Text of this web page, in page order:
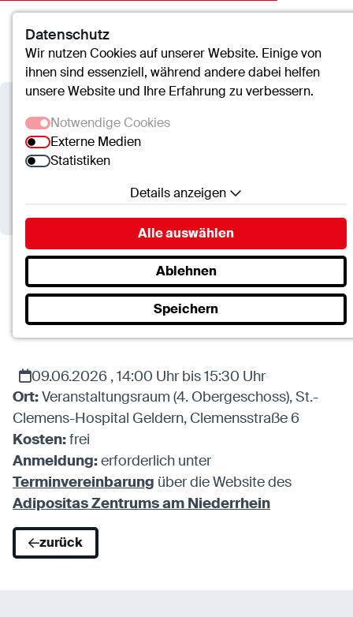
Kontakt Suche Menü
Patientenseminar
Adipositas: Erstberatungs-
Information
St.-Clemens-Hospital Geldern
St.-Clemens-Hospital Geldern
Termine
Patientenseminar Adipositas:…
09.06.2026 , 14:00 Uhr bis 15:30 Uhr
Ort:Veranstaltungsraum (4. Obergeschoss), St.-
Clemens-Hospital Geldern, Clemensstraße 6
Kosten:frei
Anmeldung:erforderlich unter
Terminvereinbarung über die Website des
Adipositas Zentrums am Niederrhein
zurück
Datenschutz
Wir nutzen Cookies auf unserer Website. Einige von
ihnen sind essenziell, während andere dabei helfen
unsere Website und Ihre Erfahrung zu verbessern.
Notwendige Cookies
Externe Medien
Statistiken
Details anzeigen
Notwendige Cookies
Essenzielle Cookies ermöglichen grundlegende
Funktionen und sind für die einwandfreie Funktion
der Website erforderlich.
SC.Cookie
Name:mscookie
Zweck:Speichert die vom Benutzer ausgewählten
Cookieeinstellungen.
Cookie Laufzeit:2 Wochen
Externe Medien
Mit Ihrer Zustimmung erlauben Sie das Laden von
externen Medien.
Vimeo
Anbieter:
Alle auswählen
Ablehnen
Speichern